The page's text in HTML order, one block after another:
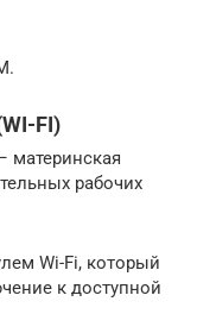
FI)
материнская
рабочих
Wi-Fi, который
к доступной